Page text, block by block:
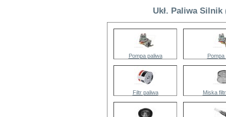
Ukł. Paliwa
Pompa paliwa Pompa
Filtr paliwa Miska